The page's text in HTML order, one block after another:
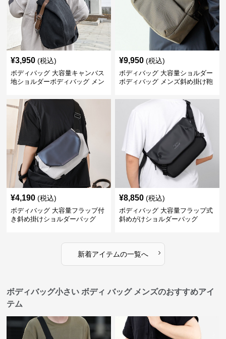
¥3,950 (税込)
ボディバッグ 大容量キャンバス
地ショルダーボディバッグ メン
¥9,950 (税込)
ボディバッグ 大容量ショルダー
ボディバッグ メンズ斜め掛け鞄
¥4,190 (税込)
ボディバッグ 大容量フラップ付
き斜め掛けショルダーバッグ
¥8,850 (税込)
ボディバッグ 大容量フラップ式
斜めがけショルダーバッグ
新着アイテムの一覧へ ›
ボディバッグ小さい ボディ バッグ メンズのおすすめアイ
テム